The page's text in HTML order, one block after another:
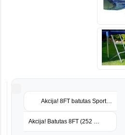
Akcija! 8FT batutas Sports
Akcija! Batutas 8FT (252 cm)